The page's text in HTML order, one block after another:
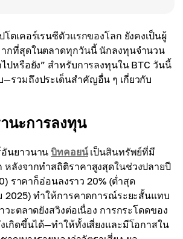
ตเคอร์เรนซีตัวแรกของโลก ยังคงเป็นผู้
กที่สุดในตลาดทุกวันนี้ นักลงทุนจำนวน
ปหรือยัง” สำหรับการลงทุนใน BTC วันนี้
—รวมถึงประเด็นสำคัญอื่น ๆ เกี่ยวกับ
นะการลงทุน
อันยาวนานบิทคอยน์เป็นสินทรัพย์ที่มี
หลังจากทำสถิติราคาสูงสุดในช่วงปลายปี
ราคาก็อ่อนลงราว 20% (ต่ำสุด
ทำให้การคาดการณ์ระยะสั้นแทบ
วะตลาดยังสวิงต่อเนื่อง การกระโดดของ
เกิดขึ้นได้—ทำให้ทั้งเสี่ยงและมีโอกาสใน